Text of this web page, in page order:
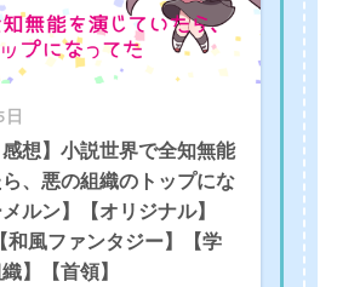
日
感想】小説世界で全知無能
、悪の組織のトップにな
ルン】【オリジナル】
和風ファンタジー】【学
】【首領】